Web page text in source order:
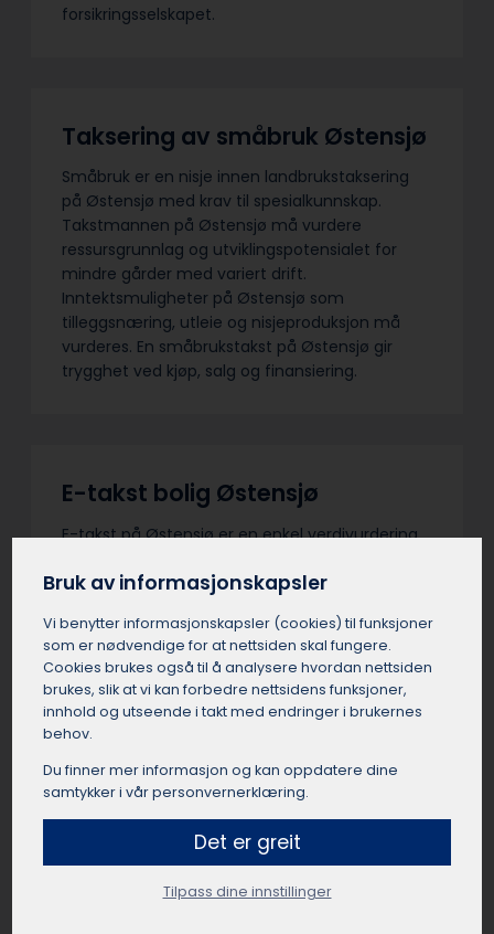
forsikringsselskapet.
Taksering av småbruk Østensjø
Småbruk er en nisje innen landbrukstaksering
på Østensjø med krav til spesialkunnskap.
Takstmannen på Østensjø må vurdere
ressursgrunnlag og utviklingspotensialet for
mindre gårder med variert drift.
Inntektsmuligheter på Østensjø som
tilleggsnæring, utleie og nisjeproduksjon må
vurderes. En småbrukstakst på Østensjø gir
trygghet ved kjøp, salg og finansiering.
E-takst bolig Østensjø
E-takst på Østensjø er en enkel verdivurdering
fysisk befaring. Boligeier på Østensjø fyller selv
analyseres automatisk. E-takster på Østensjø er
billigere enn tradisjonelle takster, men har
begrenset gyldighet og egner seg best for
enkle, standardiserte boliger.
Verdivurdering av bolig
Østensjø
En verdivurdering på Østensjø er takstmannens
Bruk av informasjonskapsler
Vi benytter informasjons­kapsler (cookies) til funksjoner
som er nødvendige for at nettsiden skal fungere.
Cookies brukes også til å analysere hvordan nettsiden
brukes, slik at vi kan forbedre nettsidens funksjoner,
innhold og utseende i takt med endringer i brukernes
behov.
Du finner mer informasjon og kan oppdatere dine
samtykker i vår personvernerklæring.
Det er greit
Tilpass dine innstillinger